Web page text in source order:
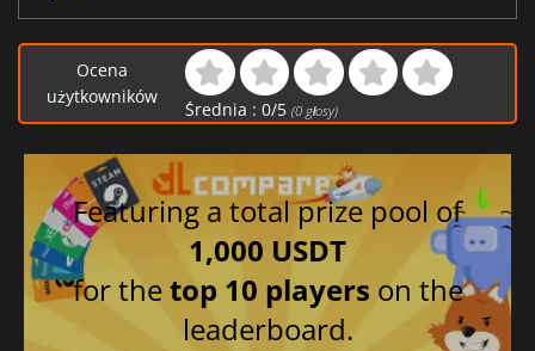
Ocena
użytkowników
Średnia : 0/5 (0głosy)
Featuring a total prize pool of
1,000 USDT
for thetop 10 players on the
leaderboard.